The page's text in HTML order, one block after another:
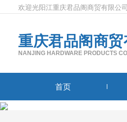
欢迎光阳江重庆君品阁商贸有限公
重庆君品阁商
NANJING HARDWARE PRODUCTS
首页